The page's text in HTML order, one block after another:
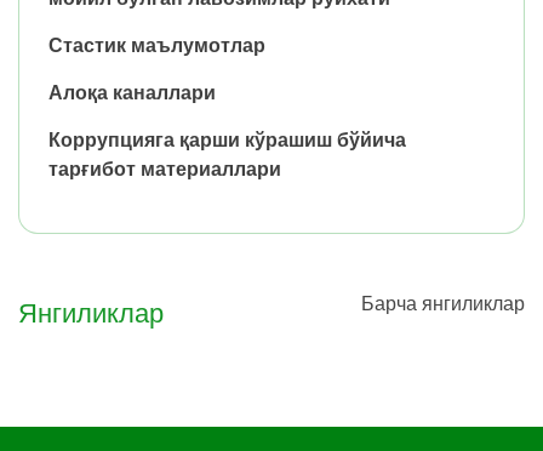
Стастик маълумотлар
Алоқа каналлари
Коррупцияга қарши кўрашиш бўйича
тарғибот материаллари
Янгиликлар Барча янгиликлар